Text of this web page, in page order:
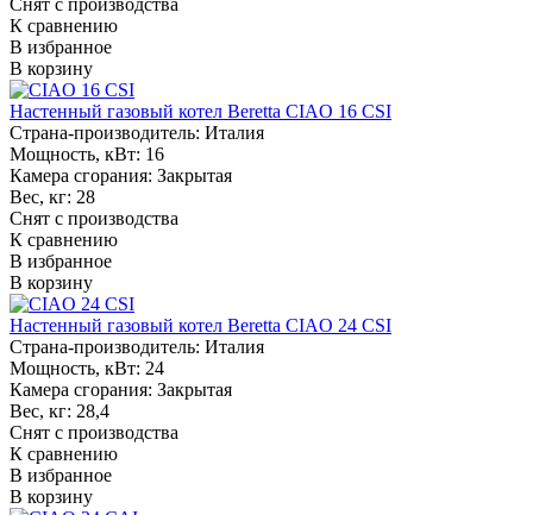
Снят с производства
К сравнению
В избранное
В корзину
Настенный газовый котел Beretta CIAO 16 CSI
Страна-производитель: Италия
Мощность, кВт: 16
Камера сгорания: Закрытая
Вес, кг: 28
Снят с производства
К сравнению
В избранное
В корзину
Настенный газовый котел Beretta CIAO 24 CSI
Страна-производитель: Италия
Мощность, кВт: 24
Камера сгорания: Закрытая
Вес, кг: 28,4
Снят с производства
К сравнению
В избранное
В корзину